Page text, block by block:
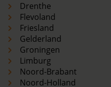
Drenthe
Flevoland
Friesland
Gelderland
Groningen
Limburg
Noord-Brabant
Noord-Holland